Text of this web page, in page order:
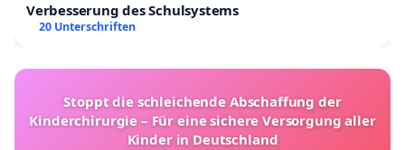
Verbesserung des Schulsystems
20 Unterschriften
Stoppt die schleichende Abschaffung der
Kinderchirurgie – Für eine sichere Versorgung aller
Kinder in Deutschland